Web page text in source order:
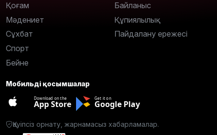
Қоғам
Мәдениет
Сұхбат
Спорт
Бейне
Байланыс
Құпиялылық
Пайдалану ережесі
Мобильді қосымшалар
Download on the
App Store
Get it on
Google Play
Қауіпсіз орнату, жарнамасыз хабарламалар.